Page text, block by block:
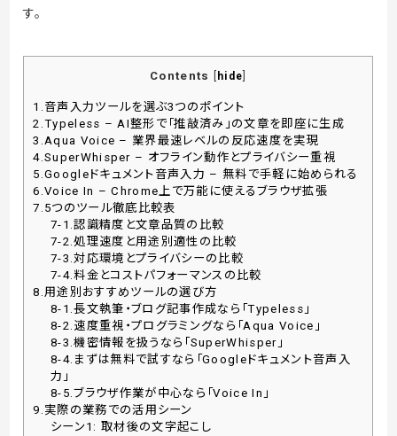
す。
Contents hide
1.音声入力ツールを選ぶ3つのポイント
2.Typeless – AI整形で「推敲済み」の文章を即座に生成
3.Aqua Voice – 業界最速レベルの反応速度を実現
4.SuperWhisper – オフライン動作とプライバシー重視
5.Googleドキュメント音声入力 – 無料で手軽に始められる
6.Voice In – Chrome上で万能に使えるブラウザ拡張
7.5つのツール徹底比較表
7-1.認識精度と文章品質の比較
7-2.処理速度と用途別適性の比較
7-3.対応環境とプライバシーの比較
7-4.料金とコストパフォーマンスの比較
8.用途別おすすめツールの選び方
8-1.長文執筆・ブログ記事作成なら「Typeless」
8-2.速度重視・プログラミングなら「Aqua Voice」
8-3.機密情報を扱うなら「SuperWhisper」
8-4.まずは無料で試すなら「Googleドキュメント音声入
力」
8-5.ブラウザ作業が中心なら「Voice In」
9.実際の業務での活用シーン
シーン1: 取材後の文字起こし